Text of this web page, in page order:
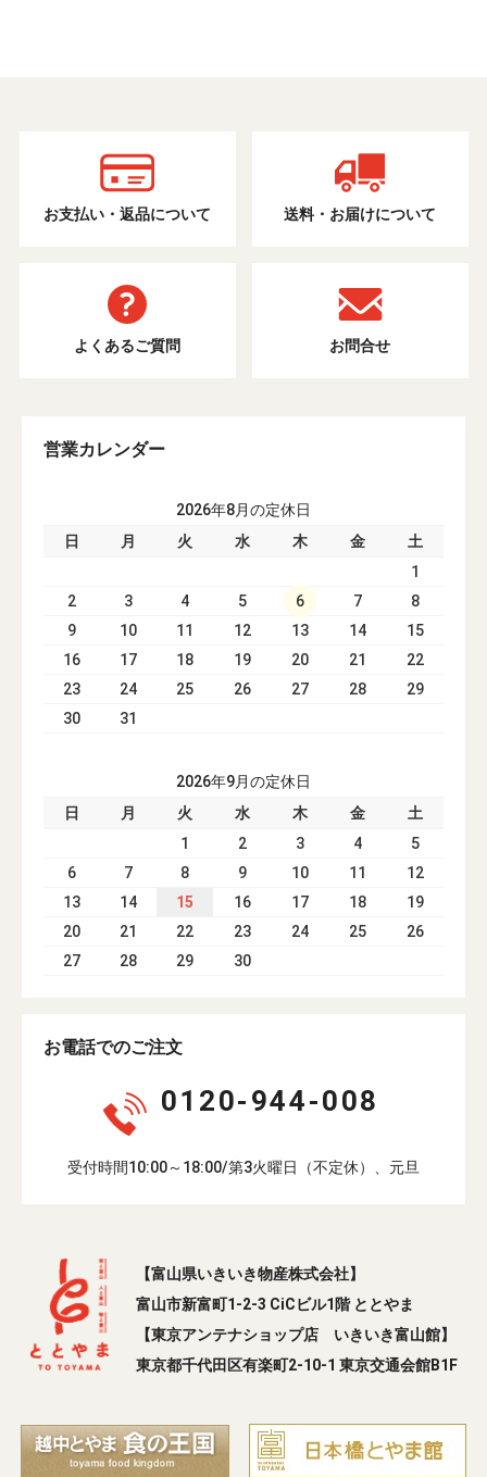
お支払い・返品について 送料・お届けについて
よくあるご質問 お問合せ
営業カレンダー
2026年8月の定休日
日
月 火 水 木 金
土
1
2
3 4 5 6 7
8
9
10 11 12 13 14
15
16
17 18 19 20 21
22
23
24 25 26 27 28
29
30
31
2026年9月の定休日
日
月 火 水 木 金
土
1
2 3 4
5
6
7 8 9 10 11
12
13
14 15 16 17 18
19
20
21 22 23 24 25
26
27
28 29 30
お電話でのご注文
0120-944-008
受付時間10:00～18:00/第3火曜日（不定休）、元旦
【富山県いきいき物産株式会社】
富山市新富町1-2-3 CiCビル1階 ととやま
【東京アンテナショップ店 いきいき富山館】
東京都千代田区有楽町2-10-1 東京交通会館B1F